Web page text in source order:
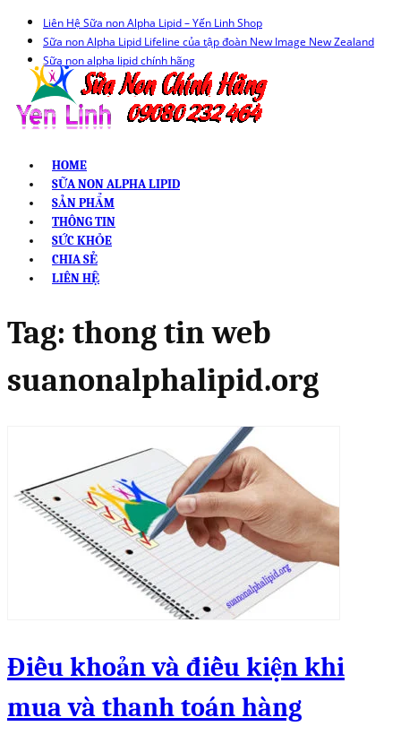
Liên Hệ Sữa non Alpha Lipid – Yến Linh Shop
Sữa non Alpha Lipid Lifeline của tập đoàn New Image New Zealand
Sữa non alpha lipid chính hãng
HOME
SỮA NON ALPHA LIPID
SẢN PHẨM
THÔNG TIN
SỨC KHỎE
CHIA SẺ
LIÊN HỆ
Tag: thong tin web
suanonalphalipid.org
Điều khoản và điều kiện khi
mua và thanh toán hàng